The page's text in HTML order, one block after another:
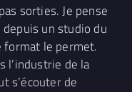
sorties. Je pense
un studio du
format le permet.
l’industrie de la
s’écouter de